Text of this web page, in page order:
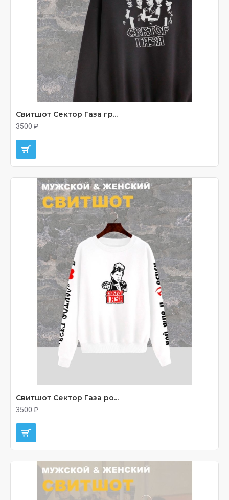
Свитшот Сектор Газа гр...
3500 ₽
Свитшот Сектор Газа ро...
3500 ₽